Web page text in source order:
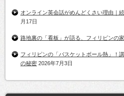
オンライン英会話がめんどくさい理由｜
月17日
路地裏の「看板」が語る、フィリピンの
フィリピンの「バスケットボール熱」！
の秘密 2026年7月3日